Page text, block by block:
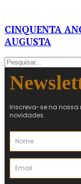
CINQUENTA
AUGUSTA